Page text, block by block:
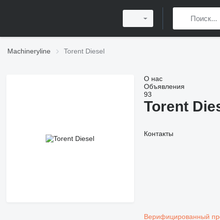
Machineryline Torent Diesel
О нас
Объявления
93
Torent
Контакты
Верифицированный